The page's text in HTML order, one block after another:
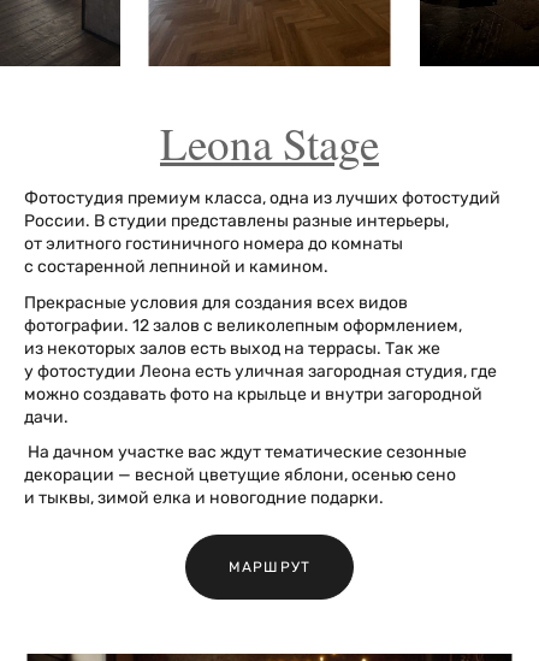
Leona Stage
Фотостудия премиум класса, одна из лучших фотостудий
России. В студии представлены разные интерьеры,
от элитного гостиничного номера до комнаты
с состаренной лепниной и камином.
Прекрасные условия для создания всех видов
фотографии. 12 залов с великолепным оформлением,
из некоторых залов есть выход на террасы. Так же
у фотостудии Леона есть уличная загородная студия, где
можно создавать фото на крыльце и внутри загородной
дачи.
На дачном участке вас ждут тематические сезонные
декорации — весной цветущие яблони, осенью сено
и тыквы, зимой елка и новогодние подарки.
МАРШРУТ